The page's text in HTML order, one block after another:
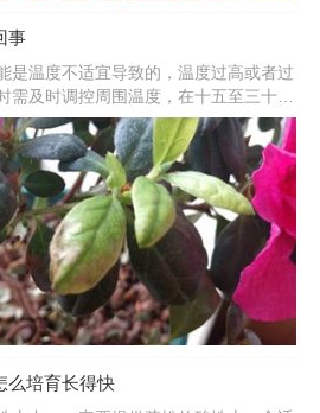
事
是温度不适宜导致的，温度过高或者过
需及时调控周围温度，在十五至三十度
太浓或者太多导致，此时需脱盆修理一
意控制量及浓度。也有可能是褐斑病等
药。
么培育长得快